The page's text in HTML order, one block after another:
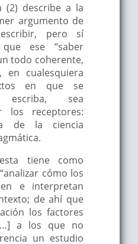
(2) describe a la
argumento de
pero sí
ese “saber
todo coherente,
cualesquiera
en que se
sea
los receptores:
de la ciencia
tiene como
cómo los
e interpretan
de ahí que
los factores
a los que no
un estudio